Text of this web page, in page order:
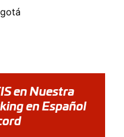
en Nuestra
en Español